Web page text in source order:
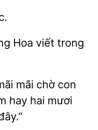
Hoa viết
mãi chờ con
hay hai